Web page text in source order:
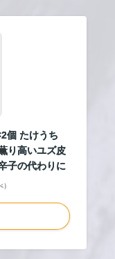
個 たけうち
り高いユズ皮
子の代わりに